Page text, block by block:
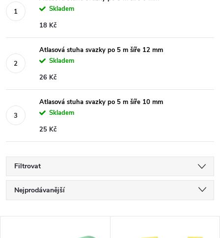
Skladem
18 Kč
Atlasová stuha svazky po 5 m šíře 12 mm
Skladem
26 Kč
Atlasová stuha svazky po 5 m šíře 10 mm
Skladem
25 Kč
Filtrovat
Ř
a
Nejprodávanější